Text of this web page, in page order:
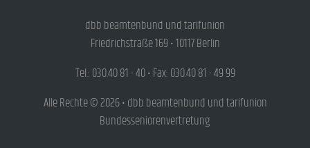
dbb beamtenbund und tarifunion
Friedrichstraße 169 • 10117 Berlin
Tel.: 030.40 81 - 40 • Fax: 030.40 81 - 49 99
Alle Rechte © 2026 • dbb beamtenbund und tarifunion
Bundesseniorenvertretung